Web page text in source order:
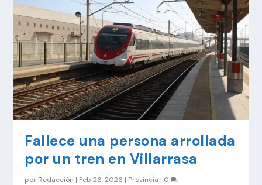
Fallece una persona arrollada
por un tren en Villarrasa
por Redacción | Feb 26, 2026 | Provincia | 0